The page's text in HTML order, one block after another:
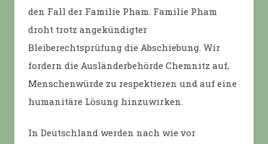
den Fall der Familie Pham. Familie Pham
droht trotz angekündigter
Bleiberechtsprüfung die Abschiebung. Wir
fordern die Ausländerbehörde Chemnitz auf,
Menschenwürde zu respektieren und auf eine
humanitäre Lösung hinzuwirken.
In Deutschland werden nach wie vor